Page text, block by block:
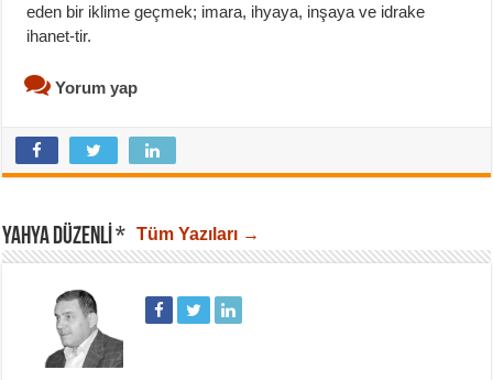
eden bir iklime geçmek; imara, ihyaya, inşaya ve idrake
ihanet-tir.
Yorum yap
YAHYA DÜZENLI * Tüm Yazıları →